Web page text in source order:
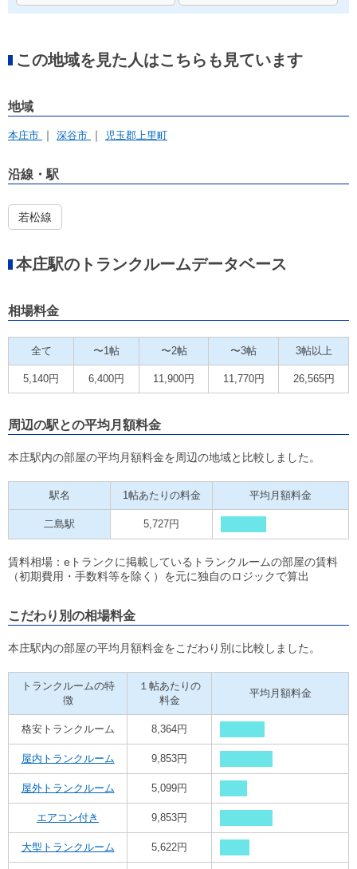
この地域を見た人はこちらも見ています
地域
本庄市 深谷市 児玉郡上里町
沿線・駅
若松線
本庄駅のトランクルームデータベース
相場料金
全て 〜1帖 〜2帖 〜3帖 3帖以上
5,140円 6,400円 11,900円 11,770円 26,565円
周辺の駅との平均月額料金
本庄駅内の部屋の平均月額料金を周辺の地域と比較しました。
駅名 1帖あたりの料金 平均月額料金
二島駅 5,727円
賃料相場：eトランクに掲載しているトランクルームの部屋の賃料
（初期費用・手数料等を除く）を元に独自のロジックで算出
こだわり別の相場料金
本庄駅内の部屋の平均月額料金をこだわり別に比較しました。
トランクルームの特
徴
１帖あたりの
料金
平均月額料金
格安トランクルーム 8,364円
屋内トランクルーム 9,853円
屋外トランクルーム 5,099円
エアコン付き 9,853円
大型トランクルーム 5,622円